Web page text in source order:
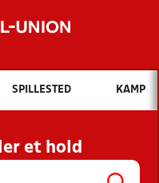
Hvad vil du søge efter?
OG NYHEDER
KLUBBER OG
SPILLESTED KAMP
et hold